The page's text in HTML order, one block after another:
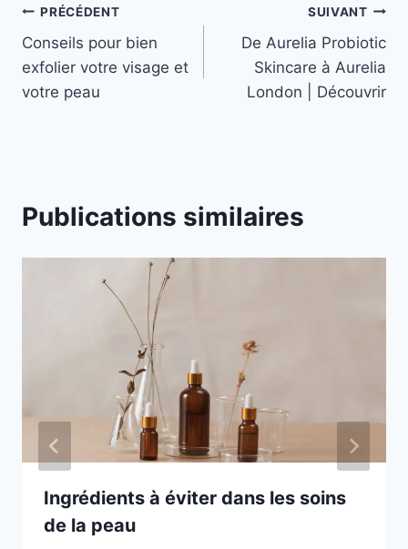
Navigation
de
l’article
PRÉCÉDENT
Conseils pour bien
exfolier votre visage et
votre peau
SUIVANT
De Aurelia Probiotic
Skincare à Aurelia
London | Découvrir
Publications similaires
Ingrédients à éviter dans les soins
de la peau